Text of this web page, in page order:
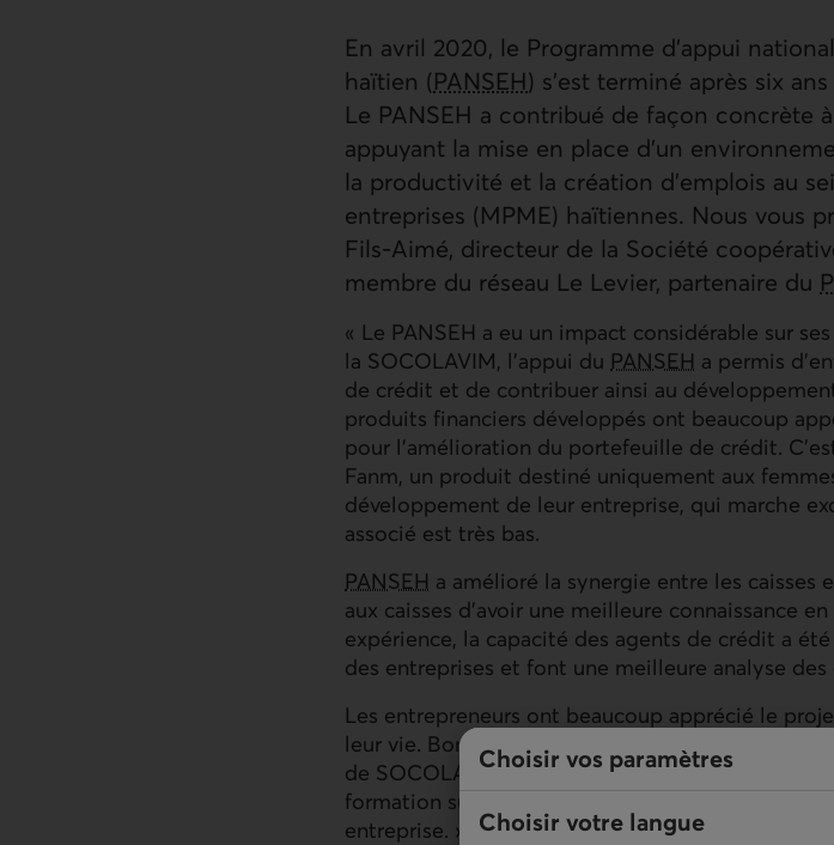
Choisir vos paramètres
Choisir votre langue
En avril 2020, le Programme d'appui
haïtien (PANSEH) s'est terminé après six
Le PANSEH a contribué de façon concrète
appuyant la mise en place d'un
la productivité et la création d'emplois au
entreprises (MPME) haïtiennes. Nous vous
Fils-Aimé, directeur de la Société
membre du réseau Le Levier, partenaire du
« Le PANSEH a eu un impact considérable sur
la SOCOLAVIM, l'appui du PANSEH a permis
de crédit et de contribuer ainsi au
produits financiers développés ont beaucoup
pour l'amélioration du portefeuille de crédit.
Fanm, un produit destiné uniquement aux
développement de leur entreprise, qui marche
associé est très bas.
PANSEH a amélioré la synergie entre les
aux caisses d'avoir une meilleure connaissance
expérience, la capacité des agents de crédit a
des entreprises et font une meilleure analyse
Les entrepreneurs ont beaucoup apprécié le
leur vie. Bon nombre d'entre eux ont d'ailleurs
de SOCOLAVIM après un premier crédit. Ils sont
formation sur le plan d'affaires, car ceci leur a
entreprise. »